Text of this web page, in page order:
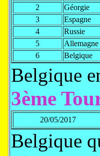
2
Géorgie
3
Espagne
4
Russie
5
Allemagne
6
Belgique
Belgique
3ème
20/05/2017
Belgique